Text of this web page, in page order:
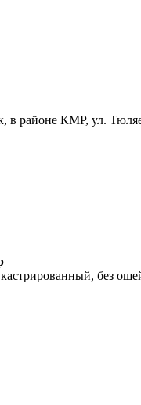
в районе КМР, ул.
без